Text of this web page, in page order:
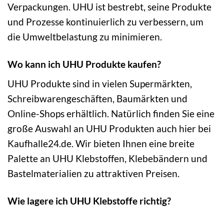
Verpackungen. UHU ist bestrebt, seine Produkte
und Prozesse kontinuierlich zu verbessern, um
die Umweltbelastung zu minimieren.
Wo kann ich UHU Produkte kaufen?
UHU Produkte sind in vielen Supermärkten,
Schreibwarengeschäften, Baumärkten und
Online-Shops erhältlich. Natürlich finden Sie eine
große Auswahl an UHU Produkten auch hier bei
Kaufhalle24.de. Wir bieten Ihnen eine breite
Palette an UHU Klebstoffen, Klebebändern und
Bastelmaterialien zu attraktiven Preisen.
Wie lagere ich UHU Klebstoffe richtig?